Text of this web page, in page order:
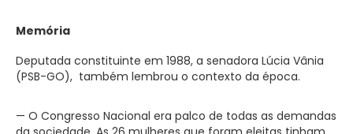
Memória
Deputada constituinte em 1988, a senadora Lúcia Vânia
(PSB-GO), também lembrou o contexto da época.
— O Congresso Nacional era palco de todas as demandas